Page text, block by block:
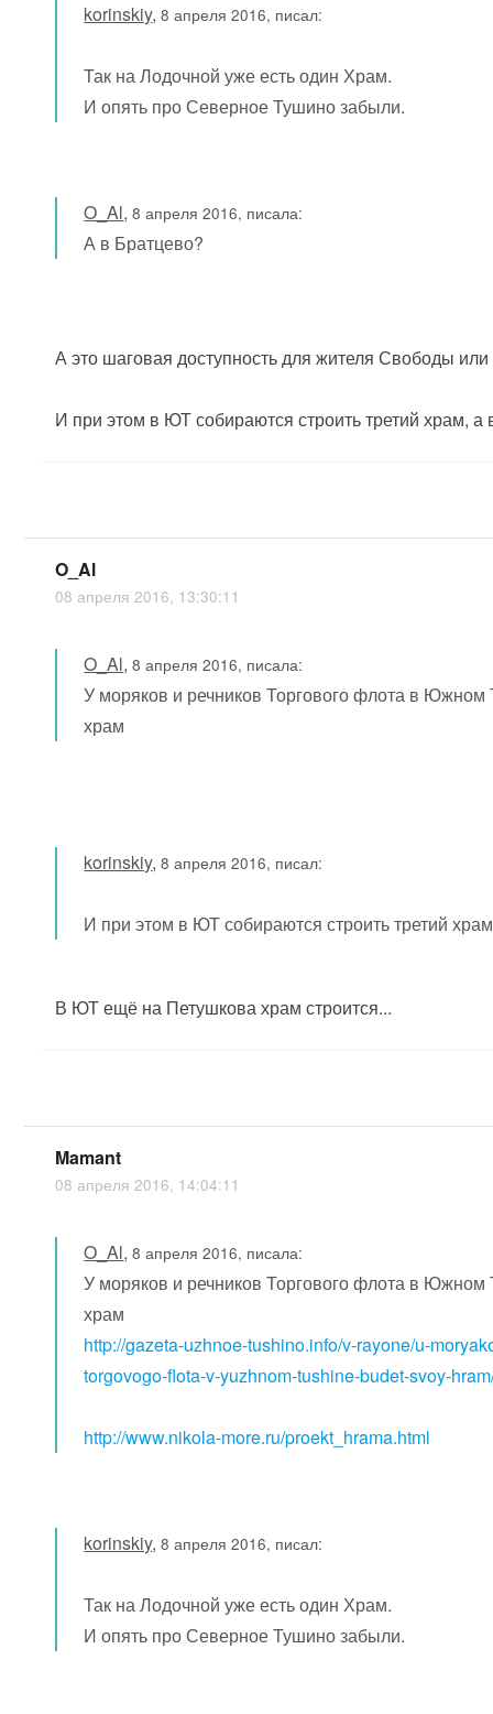
korinskiy,8 апреля 2016, писал:
Так на Лодочной уже есть один Храм.
И опять про Северное Тушино забыли.
O_Al,8 апреля 2016, писала:
А в Братцево?
А это шаговая доступность для жителя Свободы
И при этом в ЮТ собираются строить третий храм, а
O_Al
08 апреля 2016, 13:30:11
O_Al,8 апреля 2016, писала:
У моряков и речников Торгового флота в Южном
храм
korinskiy,8 апреля 2016, писал:
И при этом в ЮТ собираются строить третий
В ЮТ ещё на Петушкова храм строится...
Mamant
08 апреля 2016, 14:04:11
O_Al,8 апреля 2016, писала:
У моряков и речников Торгового флота в Южном
храм
http://gazeta-uzhnoe-tushino.info/v-rayone/u-
torgovogo-flota-v-yuzhnom-tushine-budet-svoy-
http://www.nikola-more.ru/proekt_hrama.html
korinskiy,8 апреля 2016, писал:
Так на Лодочной уже есть один Храм.
И опять про Северное Тушино забыли.